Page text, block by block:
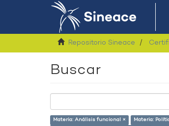
Repositorio Sineace
Buscar
Materia: Análisis funcional × Materia: